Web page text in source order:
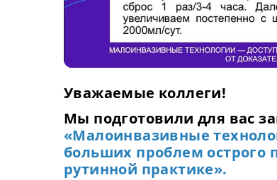
Уважаемые коллеги!
Мы подготовили для вас
«Малоинвазивные
больших проблем острого
рутинной практике».